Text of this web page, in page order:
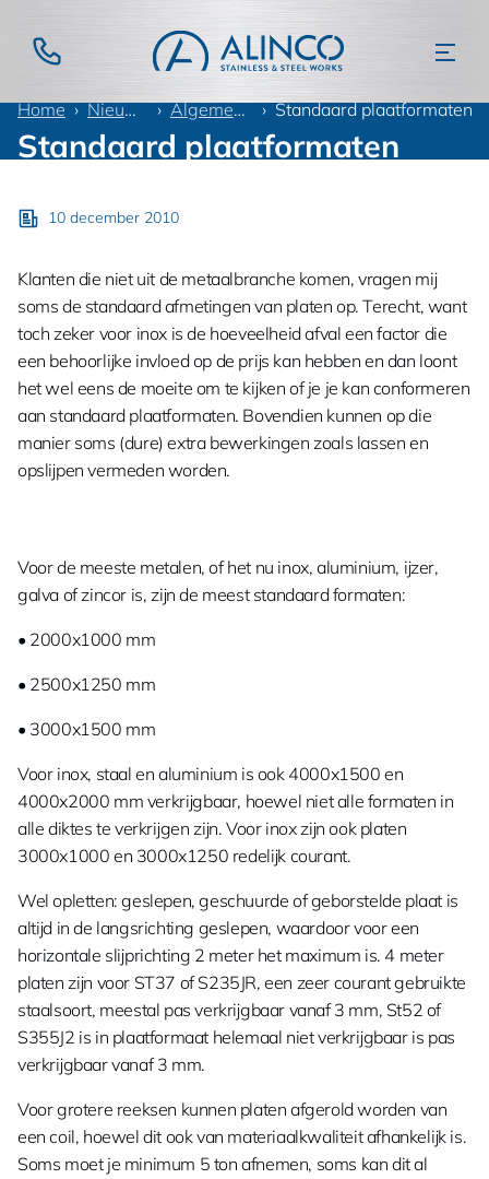
Home Nieuws Algemeen Standaard plaatformaten
Standaard plaatformaten
10 december 2010
Klanten die niet uit de metaalbranche komen, vragen mij
soms de standaard afmetingen van platen op. Terecht, want
toch zeker voor inox is de hoeveelheid afval een factor die
een behoorlijke invloed op de prijs kan hebben en dan loont
het wel eens de moeite om te kijken of je je kan conformeren
aan standaard plaatformaten. Bovendien kunnen op die
manier soms (dure) extra bewerkingen zoals lassen en
opslijpen vermeden worden.
Voor de meeste metalen, of het nu inox, aluminium, ijzer,
galva of zincor is, zijn de meest standaard formaten:
• 2000x1000 mm
• 2500x1250 mm
• 3000x1500 mm
Voor inox, staal en aluminium is ook 4000x1500 en
4000x2000 mm verkrijgbaar, hoewel niet alle formaten in
alle diktes te verkrijgen zijn. Voor inox zijn ook platen
3000x1000 en 3000x1250 redelijk courant.
Wel opletten: geslepen, geschuurde of geborstelde plaat is
altijd in de langsrichting geslepen, waardoor voor een
horizontale slijprichting 2 meter het maximum is. 4 meter
platen zijn voor ST37 of S235JR, een zeer courant gebruikte
staalsoort, meestal pas verkrijgbaar vanaf 3 mm, St52 of
S355J2 is in plaatformaat helemaal niet verkrijgbaar is pas
verkrijgbaar vanaf 3 mm.
Voor grotere reeksen kunnen platen afgerold worden van
een coil, hoewel dit ook van materiaalkwaliteit afhankelijk is.
Soms moet je minimum 5 ton afnemen, soms kan dit al